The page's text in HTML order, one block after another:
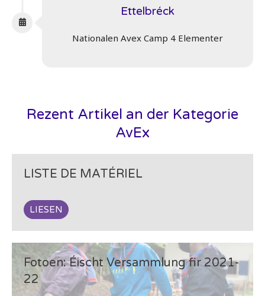
Ettelbréck
Nationalen Avex Camp 4 Elementer
Rezent Artikel an der Kategorie
AvEx
LISTE DE MATÉRIEL
LIESEN
Fotoen: Éischt Versammlung fir 2021-
22